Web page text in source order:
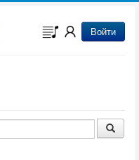
Войти
из сериалов